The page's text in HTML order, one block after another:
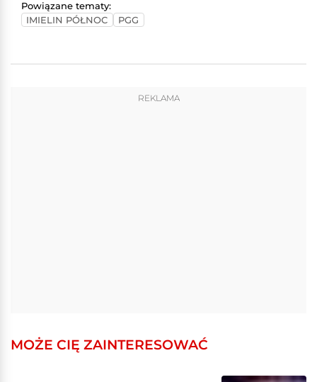
Powiązane tematy:
IMIELIN PÓŁNOC
PGG
REKLAMA
MOŻE CIĘ ZAINTERESOWAĆ